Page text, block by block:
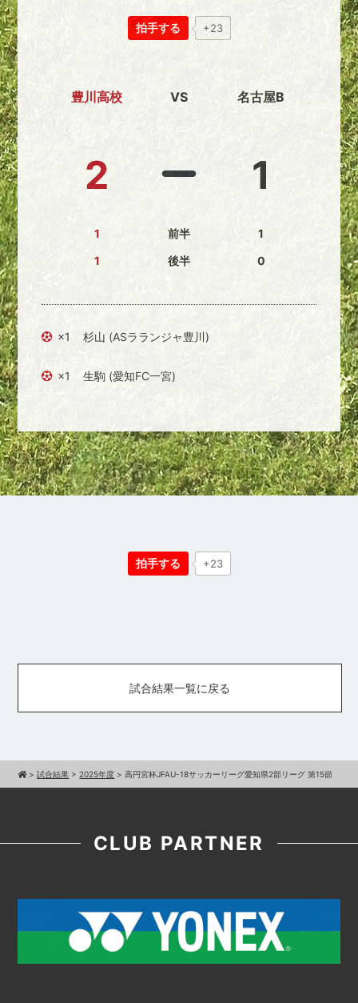
拍手する +23
豊川高校
2
1
1
VS
前半
後半
名古屋B
1
1
0
杉山 (ASラランジャ豊川)
×1
生駒 (愛知FC一宮)
×1
拍手する +23
試合結果一覧に戻る
>試合結果 > 2025年度 >高円宮杯JFAU-18サッカーリーグ愛知県2部リーグ 第15節
CLUB PARTNER